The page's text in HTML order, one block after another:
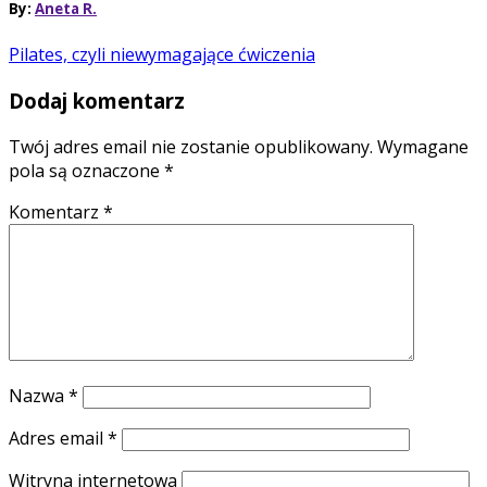
By: Aneta R.
Pilates, czyli niewymagające ćwiczenia
Dodaj komentarz
Twój adres email nie zostanie opublikowany. Wymagane
pola są oznaczone *
Komentarz *
Nazwa *
Adres email *
Witryna internetowa